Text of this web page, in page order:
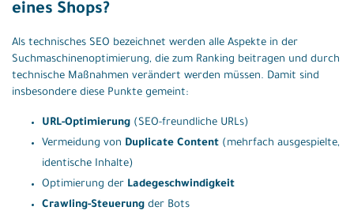
eines Shops?
Als technisches SEO bezeichnet werden alle Aspekte in der
Suchmaschinenoptimierung, die zum Ranking beitragen und durch
technische Maßnahmen verändert werden müssen. Damit sind
insbesondere diese Punkte gemeint:
URL-Optimierung(SEO-freundliche URLs)
Vermeidung von Duplicate Content(mehrfach ausgespielte,
identische Inhalte)
Optimierung der Ladegeschwindigkeit
Crawling-Steuerungder Bots